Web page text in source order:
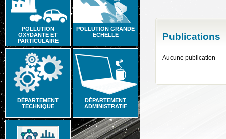
POLLUTION
OXYDANTE ET
PARTICULAIRE
POLLUTION GRANDE
ECHELLE
DÉPARTEMENT
TECHNIQUE
DÉPARTEMENT
ADMINISTRATIF
Publications
Aucune publication